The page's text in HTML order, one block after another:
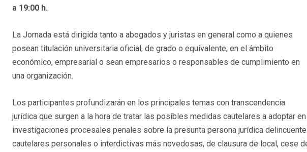
a 19:00 h.
La Jornada está dirigida tanto a abogados y juristas en general como a quienes
posean titulación universitaria oficial, de grado o equivalente, en el ámbito
económico, empresarial o sean empresarios o responsables de cumplimiento en
una organización.
Los participantes profundizarán en los principales temas con transcendencia
jurídica que surgen a la hora de tratar las posibles medidas cautelares a adoptar en
investigaciones procesales penales sobre la presunta persona jurídica
cautelares personales o interdictivas más novedosas, de clausura de local, cese